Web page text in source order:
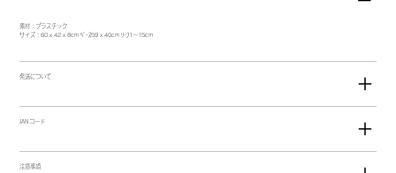
素材：プラスチック
サイズ：60 x 42 x 8cm ﾍﾞｰｽ59 x 40cm ﾘｰﾌ1～15cm
発送について
JANコード
注意事項